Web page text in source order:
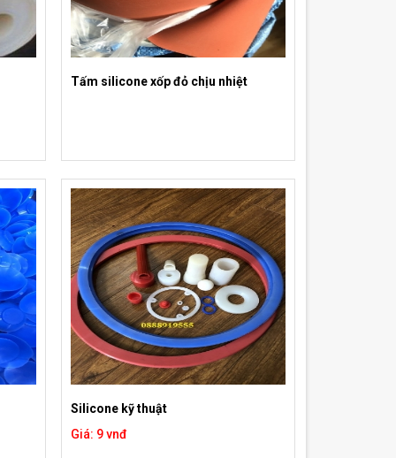
Tấm silicone xốp đỏ chịu nhiệt
Silicone kỹ thuật
Giá: 9 vnđ